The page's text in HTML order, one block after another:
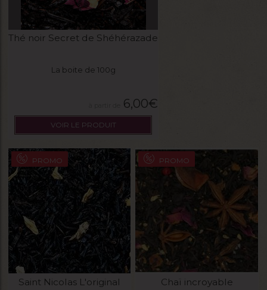
Thé noir Secret de Shéhérazade
La boite de 100g
6,00€
VOIR LE PRODUIT
PROMO
Saint Nicolas L'original
PROMO
Chaï incroyable